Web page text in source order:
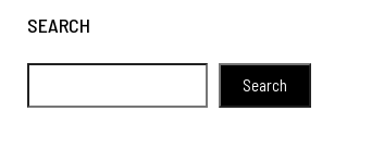
SEARCH
Search